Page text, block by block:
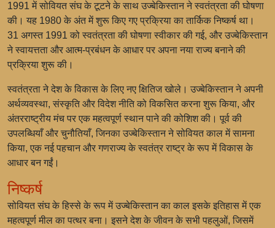
1991 में सोवियत संघ के टूटने के साथ उज्बेकिस्तान ने स्वतंत्रता की घोषणा
की। यह 1980 के अंत में शुरू किए गए प्रक्रिया का तार्किक निष्कर्ष था।
31 अगस्त 1991 को स्वतंत्रता की घोषणा स्वीकार की गई, और उज्बेकिस्तान
ने स्वायत्तता और आत्म-प्रबंधन के आधार पर अपना नया राज्य बनाने की
प्रक्रिया शुरू की।
स्वतंत्रता ने देश के विकास के लिए नए क्षितिज खोले। उज्बेकिस्तान ने अपनी
अर्थव्यवस्था, संस्कृति और विदेश नीति को विकसित करना शुरू किया, और
अंतरराष्ट्रीय मंच पर एक महत्वपूर्ण स्थान पाने की कोशिश की। पूर्व की
उपलब्धियाँ और चुनौतियाँ, जिनका उज्बेकिस्तान ने सोवियत काल में सामना
किया, एक नई पहचान और गणराज्य के स्वतंत्र राष्ट्र के रूप में विकास के
आधार बन गईं।
निष्कर्ष
सोवियत संघ के हिस्से के रूप में उज्बेकिस्तान का काल इसके इतिहास में एक
महत्वपूर्ण मील का पत्थर बना। इसने देश के जीवन के सभी पहलुओं, जिसमें